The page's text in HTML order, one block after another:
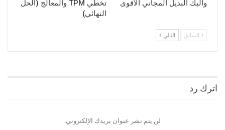
واليك البديل المجاني الأقوى
تخطي TPM والمعالج (الحل
النهائي)
السابق التالي
اترك رد
لن يتم نشر عنوان بريدك الإلكتروني.